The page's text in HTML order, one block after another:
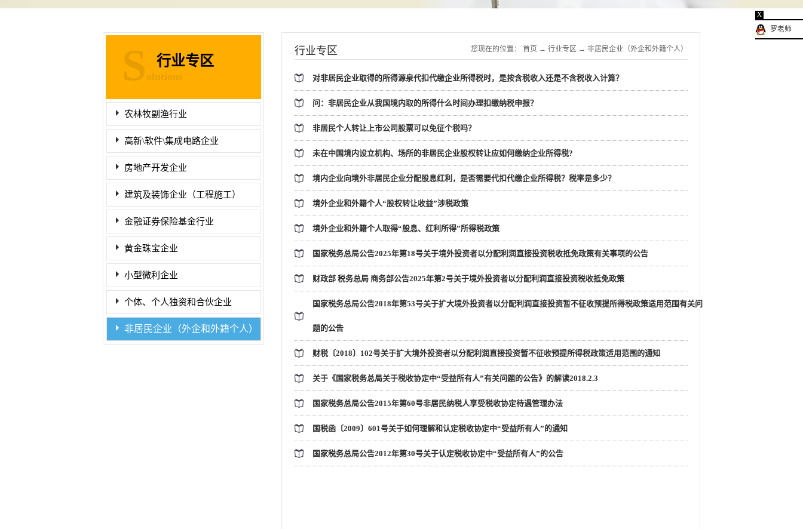
行业专区
S olutions
农林牧副渔行业
高新\软件\集成电路企业
房地产开发企业
建筑及装饰企业（工程施工）
金融证券保险基金行业
黄金珠宝企业
小型微利企业
个体、个人独资和合伙企业
非居民企业（外企和外籍个人）
行业专区 您现在的位置： 首页 → 行业专区 → 非居民企业（外企和外籍个人）
对非居民企业取得的所得源泉代扣代缴企业所得税时，是按含税收入还是不含税收入计算？
问：非居民企业从我国境内取的所得什么时间办理扣缴纳税申报？
非居民个人转让上市公司股票可以免征个税吗？
未在中国境内设立机构、场所的非居民企业股权转让应如何缴纳企业所得税?
境内企业向境外非居民企业分配股息红利，是否需要代扣代缴企业所得税？税率是多少？
境外企业和外籍个人“股权转让收益”涉税政策
境外企业和外籍个人取得“股息、红利所得”所得税政策
国家税务总局公告2025年第18号关于境外投资者以分配利润直接投资税收抵免政策有关事项的公告
财政部 税务总局 商务部公告2025年第2号关于境外投资者以分配利润直接投资税收抵免政策
国家税务总局公告2018年第53号关于扩大境外投资者以分配利润直接投资暂不征收预提所得税政策适用范围有关问
题的公告
财税〔2018〕102号关于扩大境外投资者以分配利润直接投资暂不征收预提所得税政策适用范围的通知
关于《国家税务总局关于税收协定中“受益所有人”有关问题的公告》的解读2018.2.3
国家税务总局公告2015年第60号非居民纳税人享受税收协定待遇管理办法
国税函〔2009〕601号关于如何理解和认定税收协定中“受益所有人”的通知
国家税务总局公告2012年第30号关于认定税收协定中“受益所有人”的公告
X
罗老师